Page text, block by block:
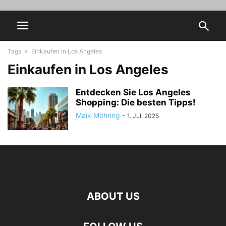
Tags Einkaufen in Los Angeles
Einkaufen in Los Angeles
Entdecken Sie Los Angeles
Shopping: Die besten Tipps!
Maik Möhring - 1. Juli 2025
ABOUT US